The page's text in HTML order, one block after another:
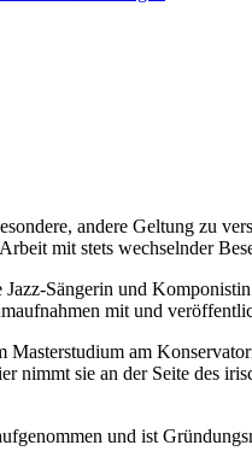
andere Geltung zu
mit stets wechselnder
Sängerin und
mit und
am
nimmt sie an der Seite
und ist